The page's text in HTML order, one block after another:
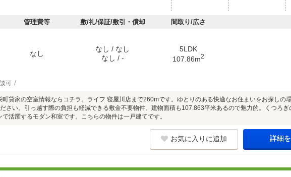
管理費等 敷/礼/保証/敷引・償却 間取り/広さ
なし
なし / なし
なし / -
5LDK
107.86m2
可
町貸家の空室情報ならコチラ。ライフ 寝屋川店まで260mです。ゆとりのある快適なお住まいをお探しの
さい。引っ越す際の負担も軽減できる敷金不要物件。建物面積も107.863平米あるので魅力的。くつろぎ
活躍するモダン和室です。こちらの物件は一戸建てです。
お気に入りに追加 詳細